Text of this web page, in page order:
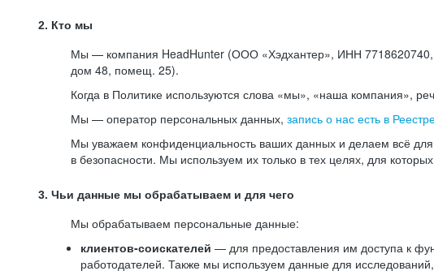
2. Кто мы
Мы — компания HeadHunter (ООО «Хэдхантер», ИНН 7718620740,
дом 48, помещ. 25).
Когда в Политике используются слова «мы», «наша компания»,
Мы — оператор персональных данных, запись о нас есть в
Мы уважаем конфиденциальность ваших данных и делаем всё
в безопасности. Мы используем их только в тех целях, для
3. Чьи данные мы обрабатываем и для чего
Мы обрабатываем персональные данные:
клиентов-соискателей — для предоставления им доступа к
работодателей. Также мы используем данные для